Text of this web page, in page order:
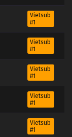
Vietsub
#1
Vietsub
#1
Vietsub
#1
Vietsub
#1
Vietsub
#1